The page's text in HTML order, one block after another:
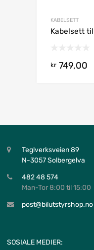
KABELSETT
Kabelsett
kr 749,00
Teglverksveien 89
N-3057 Solbergelva
482 48 574
Man-Tor 8:00 til 15:00
post@bilutstyrshop.no
SOSIALE MEDIER: